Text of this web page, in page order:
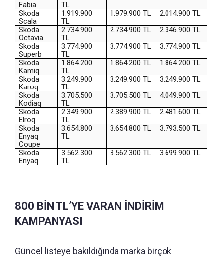
Fabia
TL
Skoda
Scala
1.919.900
TL
1.979.900 TL
2.014.900 TL
Skoda
Octavia
2.734.900
TL
2.734.900 TL
2.346.900 TL
Skoda
Superb
3.774.900
TL
3.774.900 TL
3.774.900 TL
Skoda
Kamiq
1.864.200
TL
1.864.200 TL
1.864.200 TL
Skoda
Karoq
3.249.900
TL
3.249.900 TL
3.249.900 TL
Skoda
Kodiaq
3.705.500
TL
3.705.500 TL
4.049.900 TL
Skoda
Elroq
2.349.900
TL
2.389.900 TL
2.481.600 TL
Skoda
Enyaq
Coupe
3.654.800
TL
3.654.800 TL 3.793.500 TL
Skoda
Enyaq
3.562.300
TL
3.562.300 TL 3.699.900 TL
800 BİN TL’YE VARAN İNDİRİM
KAMPANYASI
Güncel listeye bakıldığında marka birçok